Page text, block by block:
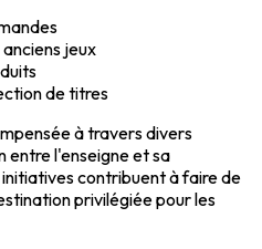
jeux
de titres
à travers divers
entre l'enseigne et sa
contribuent à faire de
privilégiée pour les